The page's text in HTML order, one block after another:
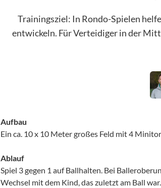
Trainingsziel: In Rondo-Spielen
entwickeln. Für Verteidiger in der
Aufbau
Ein ca. 10 x 10 Meter großes Feld mit 4
Ablauf
Spiel 3 gegen 1 auf Ballhalten. Bei
Wechsel mit dem Kind, das zuletzt am Ball war.